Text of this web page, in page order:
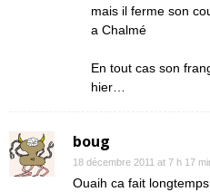
mais il ferme son
a Chalmé
En tout cas son
hier…
boug
18 décembre 2011 at 7 h 17
Ouaih ca fait